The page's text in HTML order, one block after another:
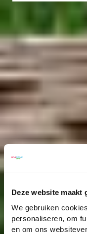
Deze website maakt
We gebruiken
personaliseren, om
en om ons